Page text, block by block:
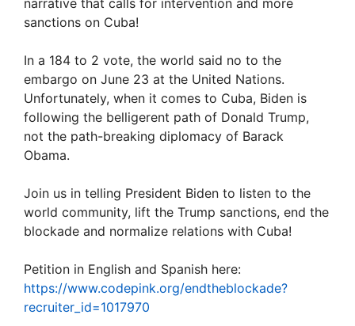
sanctions on Cuba!
In a 184 to 2 vote, the world said no to the
embargo on June 23 at the United Nations.
Unfortunately, when it comes to Cuba, Biden is
following the belligerent path of Donald Trump,
not the path-breaking diplomacy of Barack
Obama.
Join us in telling President Biden to listen to the
world community, lift the Trump sanctions, end the
blockade and normalize relations with Cuba!
Petition in English and Spanish here:
https://www.codepink.org/endtheblockade?
recruiter_id=1017970